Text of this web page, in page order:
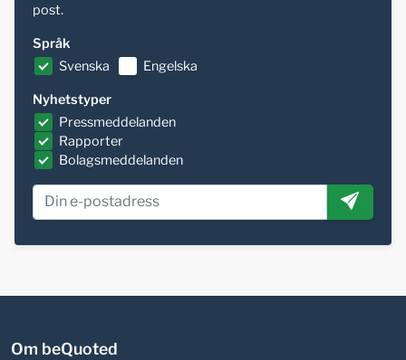
post.
Språk
Svenska
Engelska
Nyhetstyper
Pressmeddelanden
Rapporter
Bolagsmeddelanden
Om beQuoted